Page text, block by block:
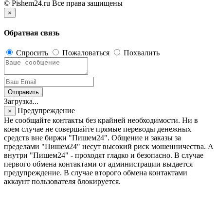
© Pishem24.ru Все права защищены
×
Обратная связь
Спросить Пожаловаться Похвалить
Отправить
Загрузка...
×
Предупреждение
Не сообщайте контакты без крайней необходимости. Ни в
коем случае не совершайте прямые переводы денежных
средств вне биржи "Пишем24". Общение и заказы за
пределами "Пишем24" несут высокий риск мошенничества. А
внутри "Пишем24" - проходят гладко и безопасно. В случае
первого обмена контактами от администрации выдается
предупреждение. В случае второго обмена контактами
аккаунт пользователя блокируется.